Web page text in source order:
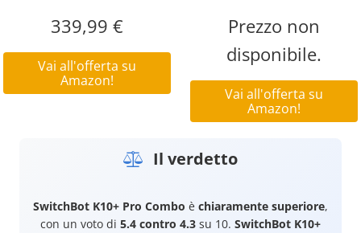
339,99 €
Vai all'offerta su
Amazon!
Prezzo non
disponibile.
Vai all'offerta su
Amazon!
Il verdetto
SwitchBot K10+ Pro Combo è chiaramente superiore,
con un voto di 5.4 contro 4.3 su 10. SwitchBot K10+